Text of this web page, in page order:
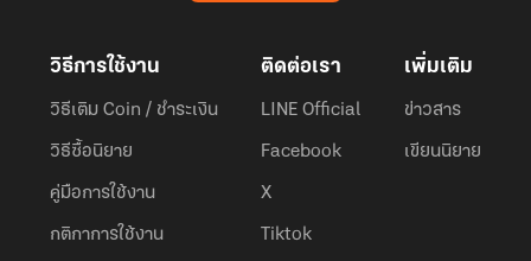
วิธีการใช้งาน
วิธีเติม Coin / ชำระเงิน
วิธีซื้อนิยาย
คู่มือการใช้งาน
กติกาการใช้งาน
ติดต่อเรา
LINE Official
Facebook
X
Tiktok
เพิ่มเติม
ข่าวสาร
เขียนนิยาย